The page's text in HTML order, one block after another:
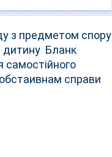
з предметом спору
дитину. Бланк
самостійного
справи